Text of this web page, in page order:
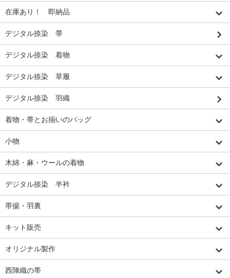
在庫あり！ 即納品
デジタル捺染 帯
デジタル捺染 着物
デジタル捺染 草履
デジタル捺染 羽織
着物・帯とお揃いのバッグ
小物
木綿・麻・ウールの着物
デジタル捺染 半衿
帯揚・羽裏
キット販売
オリジナル製作
西陣織の帯